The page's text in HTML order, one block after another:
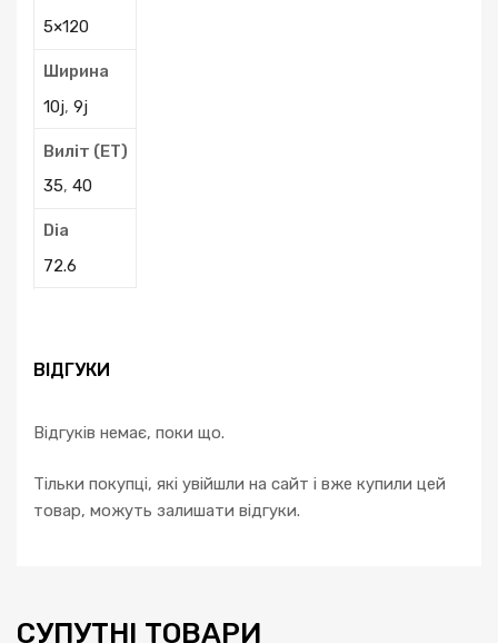
5×120
Ширина
10j, 9j
Виліт (ЕТ)
35, 40
Dia
72.6
ВІДГУКИ
Відгуків немає, поки що.
Тільки покупці, які увійшли на сайт і вже купили цей
товар, можуть залишати відгуки.
СУПУТНІ ТОВАРИ